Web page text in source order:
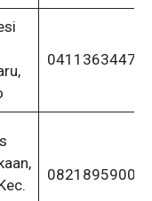
04113634470